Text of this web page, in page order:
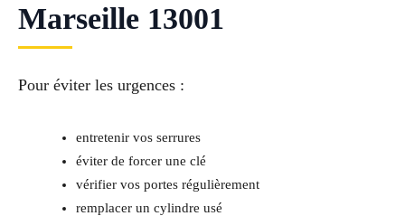
Marseille 13001
Pour éviter les urgences :
entretenir vos serrures
éviter de forcer une clé
vérifier vos portes régulièrement
remplacer un cylindre usé